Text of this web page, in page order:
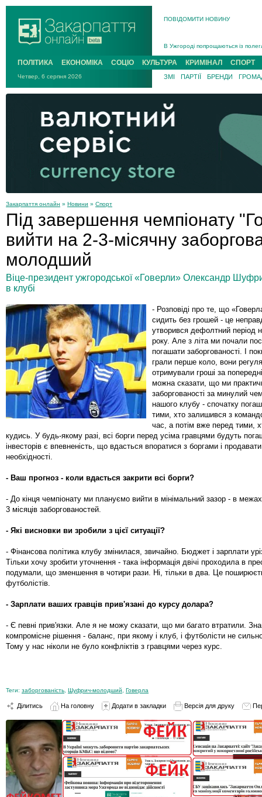
ПОВІДОМИТИ НОВИНУ
В Ужгороді попрощаються із
В Ужгороді 5 серпня
Підтвердили загибель
На війні з рф поліг військовий з
На Хустщині внаслідок ДТП за
Інструктора районного ТЦК на
ПОЛІТИКА ЕКОНОМІКА СОЦІО КУЛЬТУРА КРИМІНАЛ СПОРТ
Четвер, 6 серпня 2026 ЗМІ ПАРТІЇ БРЕНДИ
Закарпаття онлайн » Новини » Спорт
Під завершення чемпіонату
вийти на 2-3-місячну
молодший
Віце-президент ужгородської «Говерли» Олександр
в клубі
- Розповіді про те, що
сидить без грошей - це
утворився дефолтний період
року. Але з літа ми почали
погашати заборгованості. І
грали перше коло, вони
отримували гроші за
можна сказати, що ми
заборгованості за минулий
нашого клубу - спочатку
тими, хто залишився з
час, а потім вже перед тими,
кудись. У будь-якому разі, всі борги перед усіма гравцями будуть
інвесторів є впевненість, що вдасться впоратися з боргами і
необхідності.
- Ваш прогноз - коли вдасться закрити всі борги?
- До кінця чемпіонату ми плануємо вийти в мінімальний зазор - в
3 місяців заборгованостей.
- Які висновки ви зробили з цієї ситуації?
- Фінансова політика клубу змінилася, звичайно. Бюджет і зарплати
Тільки хочу зробити уточнення - така інформація двічі проходила в
подумали, що зменшення в чотири рази. Ні, тільки в два. Це
футболістів.
- Зарплати ваших гравців прив'язані до курсу долара?
- Є певні прив'язки. Але я не можу сказати, що ми багато втратили.
компромісне рішення - баланс, при якому і клуб, і футболісти не
Тому у нас ніколи не було конфліктів з гравцями через курс.
Теги: заборгованість Шуфрич-молодший Говерла
Ділитись На головну Додати в закладки Версія для друку